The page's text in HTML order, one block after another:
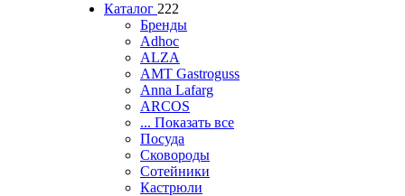
Каталог 222
Бренды
Adhoc
ALZA
AMT Gastroguss
Anna Lafarg
ARCOS
... Показать все
Посуда
Сковороды
Сотейники
Кастрюли